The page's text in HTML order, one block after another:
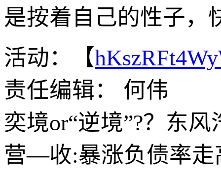
是按着自己的性子，
活动：【
责任编辑： 何伟
奕境or“逆境”?？东
营—收:暴涨负债率走